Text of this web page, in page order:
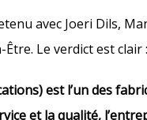
avec Joeri Dils,
Être. Le verdict est
est l’un des
et la qualité,